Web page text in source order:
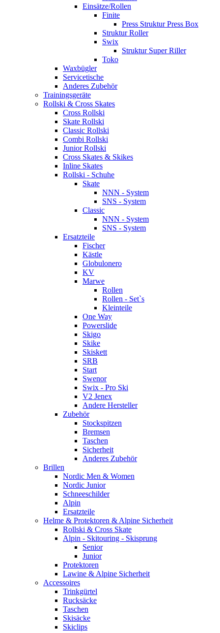
Einsätze/Rollen
Finite
Press Struktur Press Box
Struktur Roller
Swix
Struktur Super Riller
Toko
Waxbügler
Servicetische
Anderes Zubehör
Trainingsgeräte
Rollski & Cross Skates
Cross Rollski
Skate Rollski
Classic Rollski
Combi Rollski
Junior Rollski
Cross Skates & Skikes
Inline Skates
Rollski - Schuhe
Skate
NNN - System
SNS - System
Classic
NNN - System
SNS - System
Ersatzteile
Fischer
Kästle
Globulonero
KV
Marwe
Rollen
Rollen - Set`s
Kleinteile
One Way
Powerslide
Skigo
Skike
Skiskett
SRB
Start
Swenor
Swix - Pro Ski
V2 Jenex
Andere Hersteller
Zubehör
Stockspitzen
Bremsen
Taschen
Sicherheit
Anderes Zubehör
Brillen
Nordic Men & Women
Nordic Junior
Schneeschilder
Alpin
Ersatzteile
Helme & Protektoren & Alpine Sicherheit
Rollski & Cross Skate
Alpin - Skitouring - Skisprung
Senior
Junior
Protektoren
Lawine & Alpine Sicherheit
Accessoires
Trinkgürtel
Rucksäcke
Taschen
Skisäcke
Skiclips